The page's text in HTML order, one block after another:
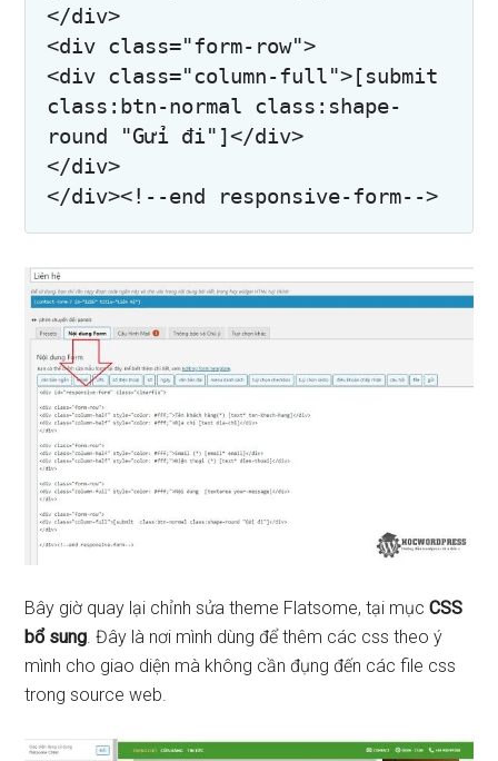
</div>
<div class="form-row">
<div class="column-full">[submit
class:btn-normal class:shape-
round "Gửi đi"]</div>
</div>
</div><!--end responsive-form-->
Bây giờ quay lại chỉnh sửa theme Flatsome, tại mụcCSS
bổ sung. Đây là nơi mình dùng để thêm các css theo ý
mình cho giao diện mà không cần đụng đến các file css
trong source web.